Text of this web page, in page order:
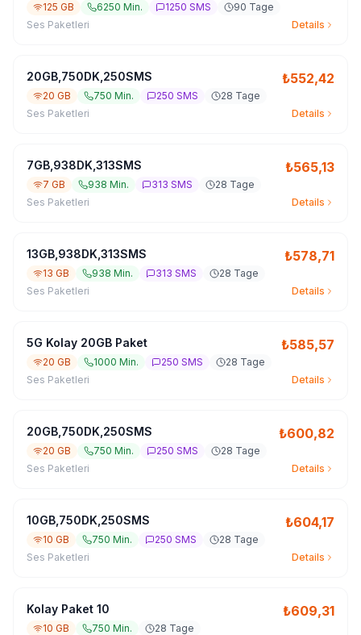
125 GB 6250 Min. 1250 SMS
90 Tage
Ses Paketleri
Details
20GB,750DK,250SMS ₺552,42
20 GB 750 Min. 250 SMS
28 Tage
Ses Paketleri
Details
7GB,938DK,313SMS ₺565,13
7 GB 938 Min. 313 SMS
28 Tage
Ses Paketleri
Details
13GB,938DK,313SMS ₺578,71
13 GB 938 Min. 313 SMS
28 Tage
Ses Paketleri
Details
5G Kolay 20GB Paket ₺585,57
20 GB 1000 Min. 250 SMS
28 Tage
Ses Paketleri
Details
20GB,750DK,250SMS ₺600,82
20 GB 750 Min. 250 SMS
28 Tage
Ses Paketleri
Details
10GB,750DK,250SMS ₺604,17
10 GB 750 Min. 250 SMS
28 Tage
Ses Paketleri
Details
Kolay Paket 10 ₺609,31
10 GB 750 Min.
28 Tage